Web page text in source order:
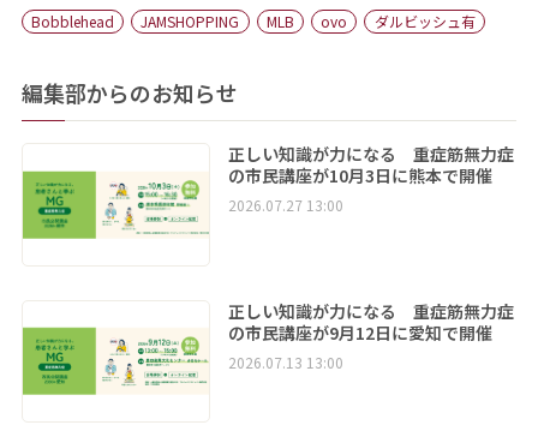
Bobblehead JAMSHOPPING MLB ovo ダルビッシュ有
編集部からのお知らせ
正しい知識が力になる 重症筋無力症
の市民講座が10月3日に熊本で開催
2026.07.27 13:00
正しい知識が力になる 重症筋無力症
の市民講座が9月12日に愛知で開催
2026.07.13 13:00